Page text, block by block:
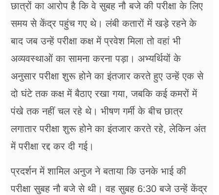
छात्रों का आरोप है कि वे सुबह नौ बजे की परीक्षा के लिए
समय से केंद्र पहुंच गए थे। लंबी कतारों में खड़े रहने के
बाद जब उन्हें परीक्षा कक्ष में प्रवेश मिला तो वहां भी
अव्यवस्थाओं का सामना करना पड़ा। अभ्यर्थियों के
अनुसार परीक्षा शुरू होने का इंतजार करते हुए उन्हें एक से
दो घंटे तक कक्ष में बैठाए रखा गया, जबकि कई कमरों में
पंखे तक नहीं चल रहे थे। भीषण गर्मी के बीच छात्र
लगातार परीक्षा शुरू होने का इंतजार करते रहे, लेकिन अंत
में परीक्षा रद्द कर दी गई।
प्रदर्शन में शामिल अनुज ने बताया कि उनके भाई की
परीक्षा सुबह नौ बजे से थी। वह सुबह 6:30 बजे उन्हें केंद्र